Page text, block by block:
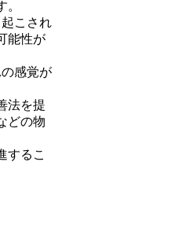
こされ
能性が
感覚が
法を提
どの物
するこ